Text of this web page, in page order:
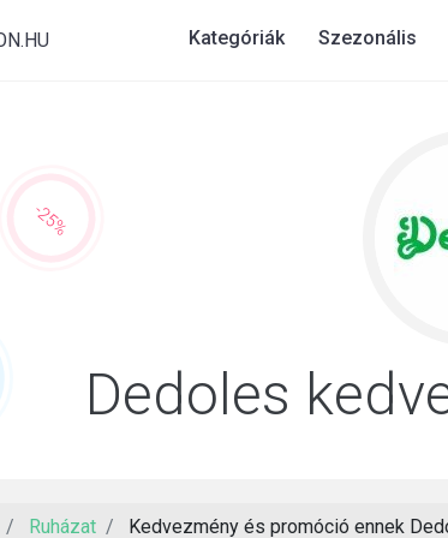
Dedoles
Ruházat Kedvezmény és promóció ennek
Kategóriák Szezonális